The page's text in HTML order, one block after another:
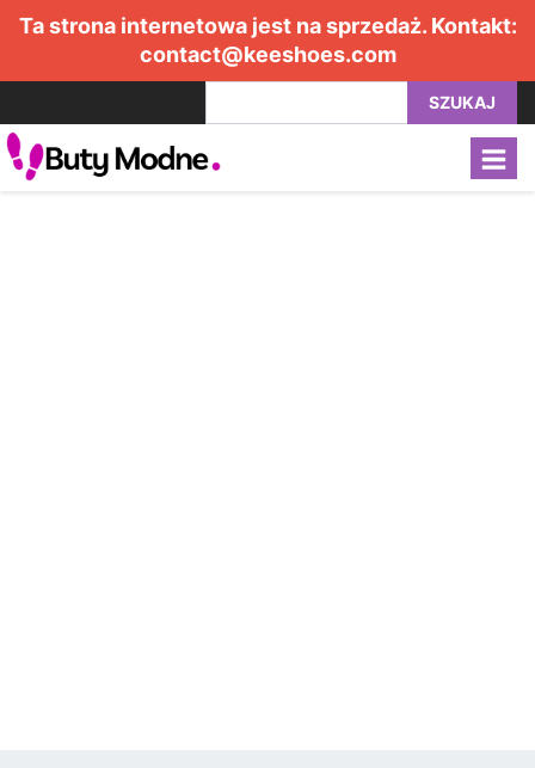
Ta strona internetowa jest na sprzedaż. Kontakt:
contact@keeshoes.com
SZUKAJ